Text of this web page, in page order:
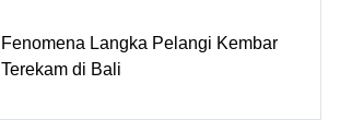
Fenomena Langka Pelangi Kembar
Terekam di Bali